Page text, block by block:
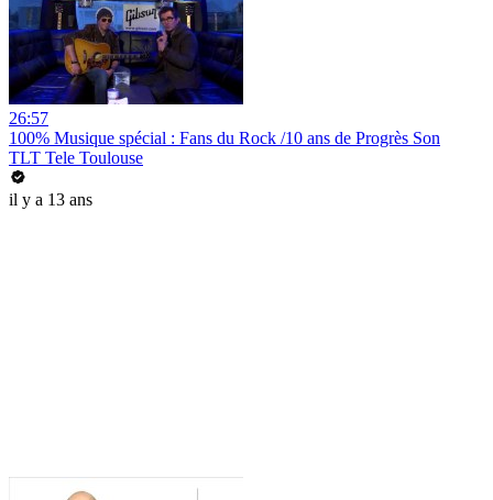
26:57
100% Musique spécial : Fans du Rock /10 ans de Progrès Son
TLT Tele Toulouse
il y a 13 ans